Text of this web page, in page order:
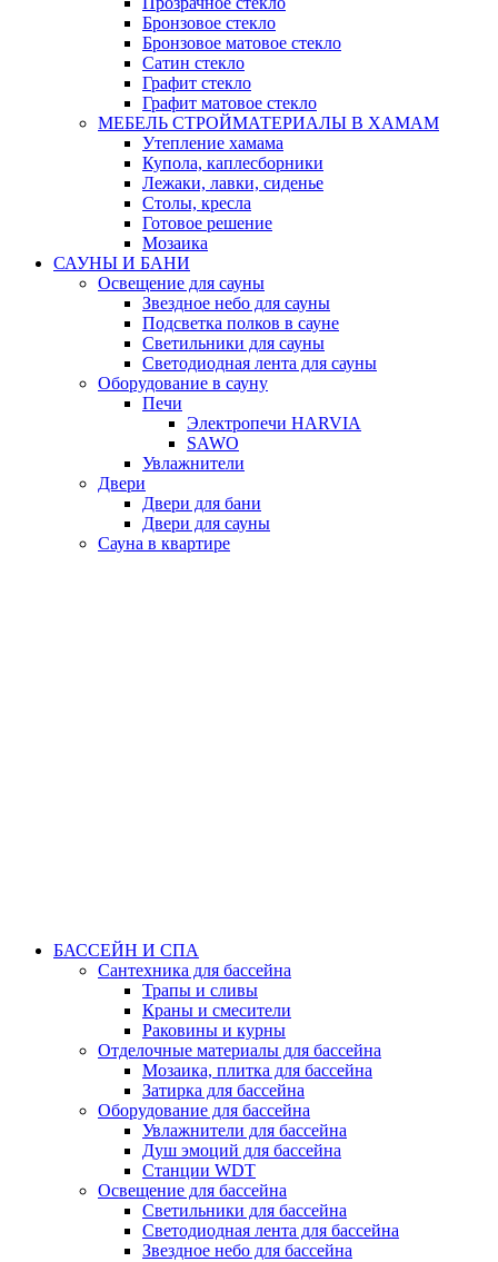
Бронзовое стекло
Бронзовое матовое стекло
Сатин стекло
Графит стекло
Графит матовое стекло
МЕБЕЛЬ СТРОЙМАТЕРИАЛЫ В ХАМАМ
Утепление хамама
Купола, каплесборники
Лежаки, лавки, сиденье
Столы, кресла
Готовое решение
Мозаика
САУНЫ И БАНИ
Освещение для сауны
Звездное небо для сауны
Подсветка полков в сауне
Светильники для сауны
Светодиодная лента для сауны
Оборудование в сауну
Печи
Электропечи HARVIA
SAWO
Увлажнители
Двери
Двери для бани
Двери для сауны
Сауна в квартире
БАССЕЙН И СПА
Сантехника для бассейна
Трапы и сливы
Краны и смесители
Раковины и курны
Отделочные материалы для бассейна
Мозаика, плитка для бассейна
Затирка для бассейна
Оборудование для бассейна
Увлажнители для бассейна
Душ эмоций для бассейна
Станции WDT
Освещение для бассейна
Светильники для бассейна
Светодиодная лента для бассейна
Звездное небо для бассейна